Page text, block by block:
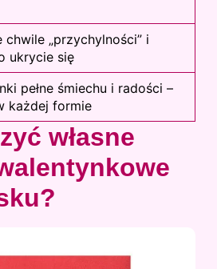
chwile „przychylności” i
ukrycie się
pełne śmiechu i radości –
każdej formie
własne